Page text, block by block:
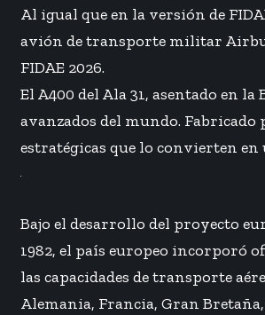
Al igual que en la versión de
avión de transporte militar
FIDAE 2026.
El A400 del Ala 31, asentado en
avanzados del mundo. Fabricado
estratégicas que lo convierten
Bajo el desarrollo del proyecto
1982, el país europeo incorporó
las capacidades de transporte
Alemania, Francia, Gran